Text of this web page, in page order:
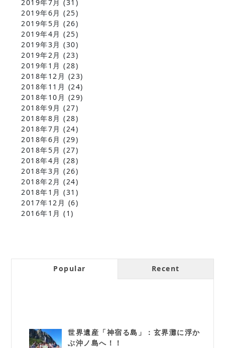
2019年7月 (31)
2019年6月 (25)
2019年5月 (26)
2019年4月 (25)
2019年3月 (30)
2019年2月 (23)
2019年1月 (28)
2018年12月 (23)
2018年11月 (24)
2018年10月 (29)
2018年9月 (27)
2018年8月 (28)
2018年7月 (24)
2018年6月 (29)
2018年5月 (27)
2018年4月 (28)
2018年3月 (26)
2018年2月 (24)
2018年1月 (31)
2017年12月 (6)
2016年1月 (1)
Popular Recent
世界遺産「神宿る島」：玄界灘に浮か
ぶ沖ノ島へ！！